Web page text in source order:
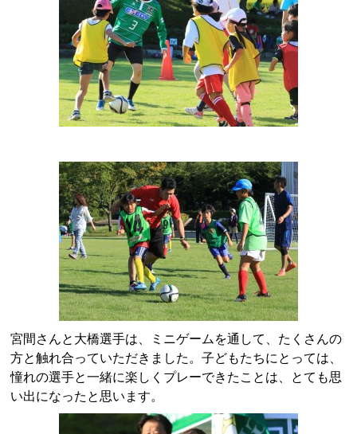
宮間さんと大橋選手は、ミニゲームを通して、たくさんの
方と触れ合っていただきました。子どもたちにとっては、
憧れの選手と一緒に楽しくプレーできたことは、とても思
い出になったと思います。